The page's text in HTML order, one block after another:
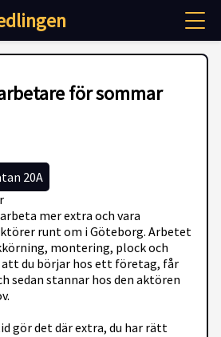
för sommar
20A
mer extra och vara
runt om i Göteborg. Arbetet
montering, plock och
att du börjar hos ett företag, får
sedan stannar hos den aktören
gör det där extra, du har rätt